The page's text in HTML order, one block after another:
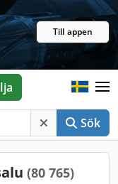
Till appen
Sök
(80 765)